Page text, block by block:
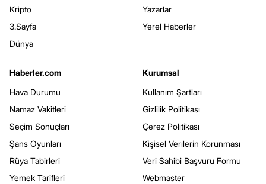
Kripto
3.Sayfa
Dünya
Yazarlar
Yerel Haberler
Haberler.com
Hava Durumu
Namaz Vakitleri
Seçim Sonuçları
Şans Oyunları
Rüya Tabirleri
Yemek Tarifleri
Kurumsal
Kullanım Şartları
Gizlilik Politikası
Çerez Politikası
Kişisel Verilerin Korunması
Veri Sahibi Başvuru Formu
Webmaster